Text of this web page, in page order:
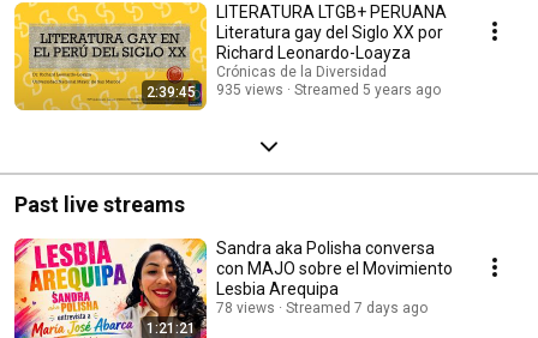
2:39:45
LITERATURA LTGB+ PERUANA
Literatura gay del Siglo XX por
Richard Leonardo-Loayza
Crónicas de la Diversidad
935 views
Streamed 5 years ago
Past live streams
1:21:21
Sandra aka Polisha conversa
con MAJO sobre el Movimiento
Lesbia Arequipa
78 views Streamed 7 days ago